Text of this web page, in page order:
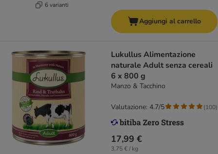
6 varianti
Aggiungi al carrello
Lukullus Alimentazione
naturale Adult senza cereali
6 x 800 g
Manzo & Tacchino
17,99 €
3,75 € / kg
Valutazione: 4.7/5 (100)